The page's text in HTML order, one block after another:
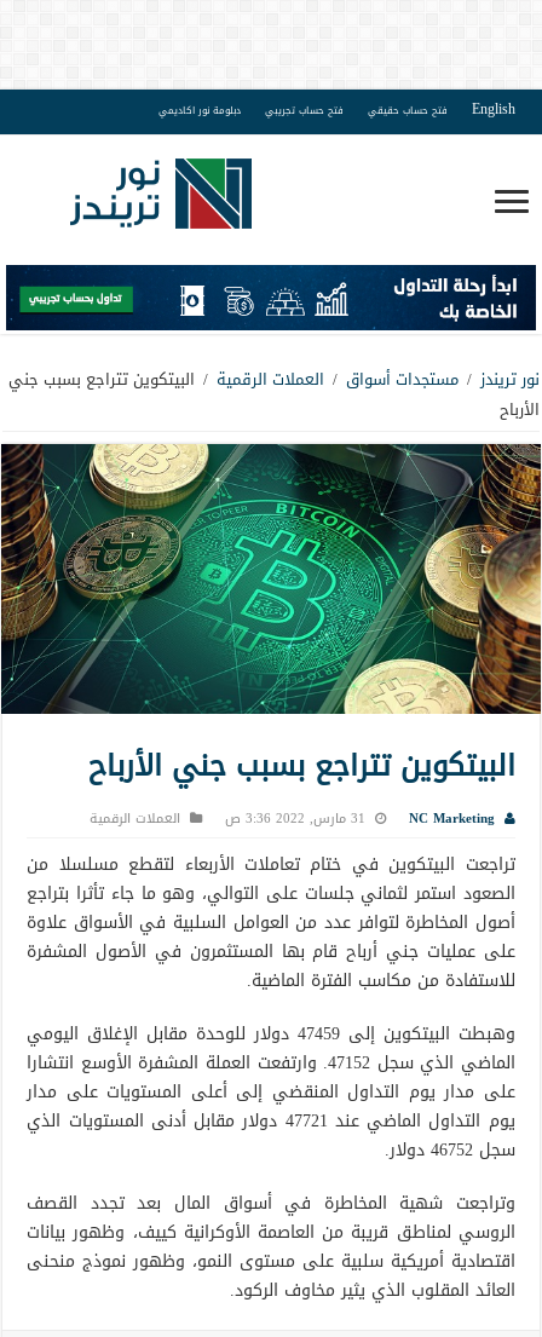
English فتح حساب حقيقي فتح حساب تجريبي دبلومة نور اكاديمي
نور تريندز / مستجدات أسواق / العملات الرقمية / البيتكوين تتراجع بسبب جني
الأرباح
البيتكوين تتراجع بسبب جني الأرباح
NC Marketing 31 مارس, 2022 3:36 ص العملات الرقمية
تراجعت البيتكوين في ختام تعاملات الأربعاء لتقطع مسلسلا من
الصعود استمر لثماني جلسات على التوالي، وهو ما جاء تأثرا بتراجع
أصول المخاطرة لتوافر عدد من العوامل السلبية في الأسواق علاوة
على عمليات جني أرباح قام بها المستثمرون في الأصول المشفرة
للاستفادة من مكاسب الفترة الماضية.
وهبطت البيتكوين إلى 47459 دولار للوحدة مقابل الإغلاق اليومي
الماضي الذي سجل 47152. وارتفعت العملة المشفرة الأوسع انتشارا
على مدار يوم التداول المنقضي إلى أعلى المستويات على مدار
يوم التداول الماضي عند 47721 دولار مقابل أدنى المستويات الذي
سجل 46752 دولار.
وتراجعت شهية المخاطرة في أسواق المال بعد تجدد القصف
الروسي لمناطق قريبة من العاصمة الأوكرانية كييف، وظهور بيانات
اقتصادية أمريكية سلبية على مستوى النمو، وظهور نموذج منحنى
العائد المقلوب الذي يثير مخاوف الركود.